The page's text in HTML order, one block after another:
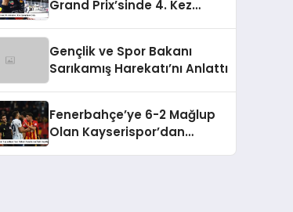
Grand Prix’sinde 4. Kez
Gençlik ve Spor Bakanı
Sarıkamış Harekatı’nı Anlattı
Fenerbahçe’ye 6-2 Mağlup
Olan Kayserispor’dan